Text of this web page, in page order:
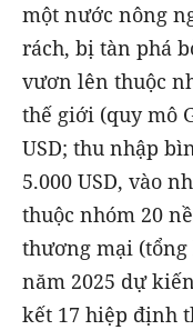
một nước nông
rách, bị tàn phá
vươn lên thuộc
thế giới (quy mô
USD; thu nhập
5.000 USD, vào
thuộc nhóm 20
thương mại
năm 2025 dự
kết 17 hiệp định